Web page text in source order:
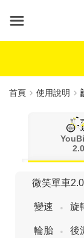
要
首頁 使用說明
2.0
微笑單車2.0
變速 旋
輪胎 後